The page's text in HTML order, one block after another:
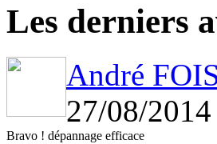
Les derniers
André
27/08/
Bravo ! dépannage efficace